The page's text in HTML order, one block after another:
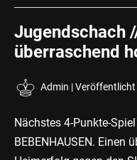
Wochenende
Jugendschach
überraschend
Admin |Veröffentlicht
Nächstes 4-Punkte-
BEBENHAUSEN. Einen